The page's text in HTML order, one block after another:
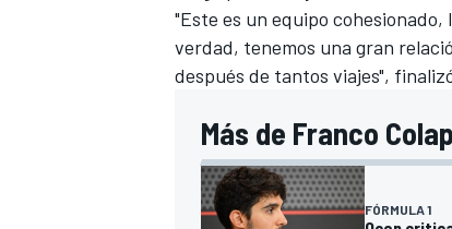
MÁS CATEGORÍAS
"Este es un equipo cohesionado,
verdad, tenemos una gran
después de tantos viajes",
Más de Franco
FÓRMULA 1